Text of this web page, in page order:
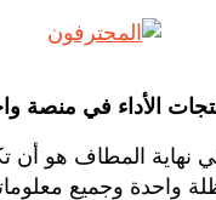
الأداء في منصة
نهاية المطاف هو أن
واحدة وجميع